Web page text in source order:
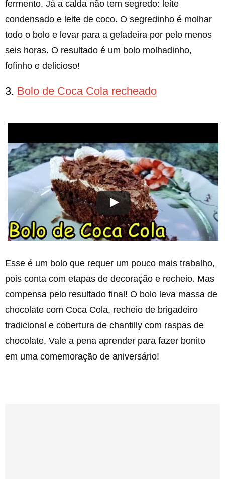
fermento. Já a calda não tem segredo: leite
condensado e leite de coco. O segredinho é molhar
todo o bolo e levar para a geladeira por pelo menos
seis horas. O resultado é um bolo molhadinho,
fofinho e delicioso!
3. Bolo de Coca Cola recheado
Esse é um bolo que requer um pouco mais trabalho,
pois conta com etapas de decoração e recheio. Mas
compensa pelo resultado final! O bolo leva massa de
chocolate com Coca Cola, recheio de brigadeiro
tradicional e cobertura de chantilly com raspas de
chocolate. Vale a pena aprender para fazer bonito
em uma comemoração de aniversário!